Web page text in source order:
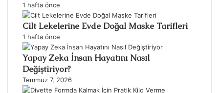
1 hafta önce
Cilt Lekelerine Evde Doğal Maske Tarifleri
1 hafta önce
Yapay Zeka İnsan Hayatını Nasıl
Değiştiriyor?
Temmuz 7, 2026